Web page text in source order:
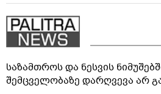
საზამთროს და ნესვის
შემცველობაზე დარღვევა არ